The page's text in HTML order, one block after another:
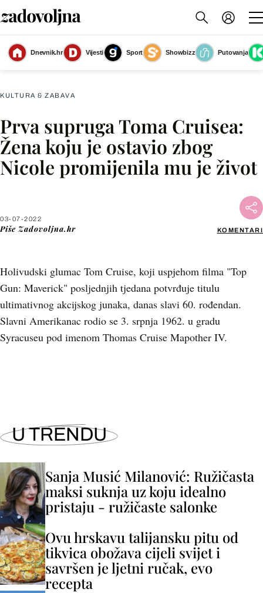
Dnevnik.hr Vijesti Sport Showbizz
Putovanja
Slika nije dostupna
KULTURA & ZABAVA
Prva supruga Toma Cruisea:
Žena koju je ostavio zbog
Nicole promijenila mu je život
03-07-2022
Piše Zadovoljna.hr KOMENTARI
Holivudski glumac Tom Cruise, koji uspjehom filma "Top
Gun: Maverick" posljednjih tjedana potvrđuje titulu
ultimativnog akcijskog junaka, danas slavi 60. rođendan.
Slavni Amerikanac rodio se 3. srpnja 1962. u gradu
Syracuseu pod imenom Thomas Cruise Mapother IV.
Facebook
X
U TRENDU
Sanja Musić Milanović: Ružičasta
maksi suknja uz koju idealno
pristaju - ružičaste salonke
Ovu hrskavu talijansku pitu od
tikvica obožava cijeli svijet i
savršen je ljetni ručak, evo
recepta